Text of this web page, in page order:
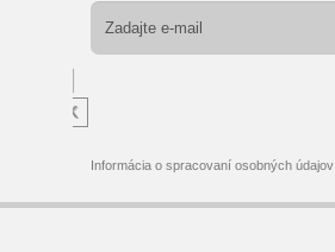
OK
Informácia o spracovaní osobných údajov